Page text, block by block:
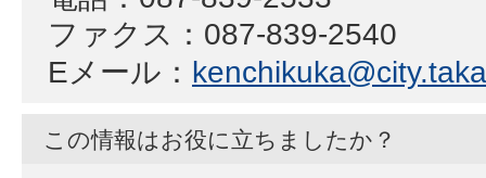
ファクス：087-839-2540
Eメール：
この情報はお役に立ちましたか？